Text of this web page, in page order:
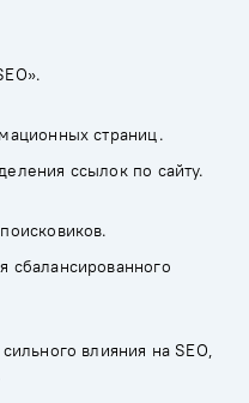
страниц.
ссылок по сайту.
сбалансированного
влияния на SEO,